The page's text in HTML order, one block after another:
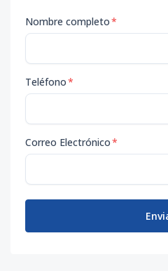
Nombre completo*
Teléfono*
Correo Electrónico*